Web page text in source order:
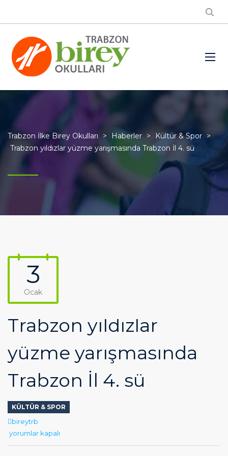
Trabzon İlke Birey Okulları > Haberler > Kültür & Spor >
Trabzon yıldızlar yüzme yarışmasında Trabzon İl 4. sü
3
Ocak
Trabzon yıldızlar
yüzme yarışmasında
Trabzon İl 4. sü
KÜLTÜR & SPOR
Author
bireytrb
Trabzon
yıldızlar
yüzme
yorumlar kapalı